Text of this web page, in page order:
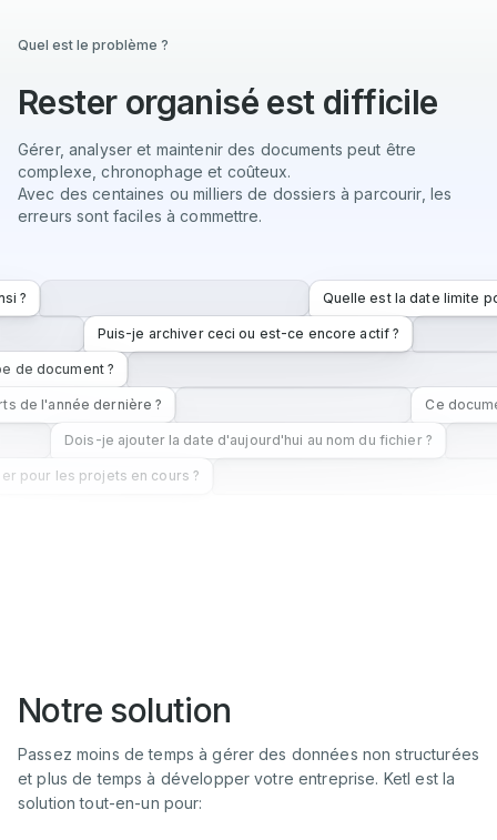
Quel est le problème ?
Rester organisé est difficile
Gérer, analyser et maintenir des documents peut être
complexe, chronophage et coûteux.
Avec des centaines ou milliers de dossiers à parcourir, les
erreurs sont faciles à commettre.
? Quelle est la date limite
Puis-je archiver ceci ou est-ce encore actif ?
de document ?
de l'année dernière ? Ce
Dois-je ajouter la date d'aujourd'hui au nom du fichier ?
pour les projets en cours ?
Notre solution
Passez moins de temps à gérer des données non structurées
et plus de temps à développer votre entreprise. Ketl est la
solution tout-en-un pour: